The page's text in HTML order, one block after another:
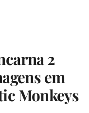
2
em
Monkeys